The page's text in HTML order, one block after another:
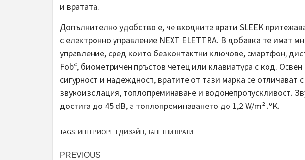
и вратата.
Допълнително удобство е, че входните врати SLEEK
с електронно управление NEXT ELETTRA. В добавка те имат
управление, сред които безконтактни ключове, смартфон,
Fob“, биометричен пръстов четец или клавиатура с код.
сигурност и надеждност, вратите от тази марка се отличават
звукоизолация, топлопреминаване и водонепропускливост.
достига до 45 dB, а топлопреминаването до 1,2 W/m² .ºK.
TAGS: ИНТЕРИОРЕН ДИЗАЙН, ТАПЕТНИ ВРАТИ
PREVIOUS